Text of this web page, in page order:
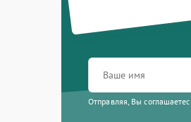
Отправляя, Вы